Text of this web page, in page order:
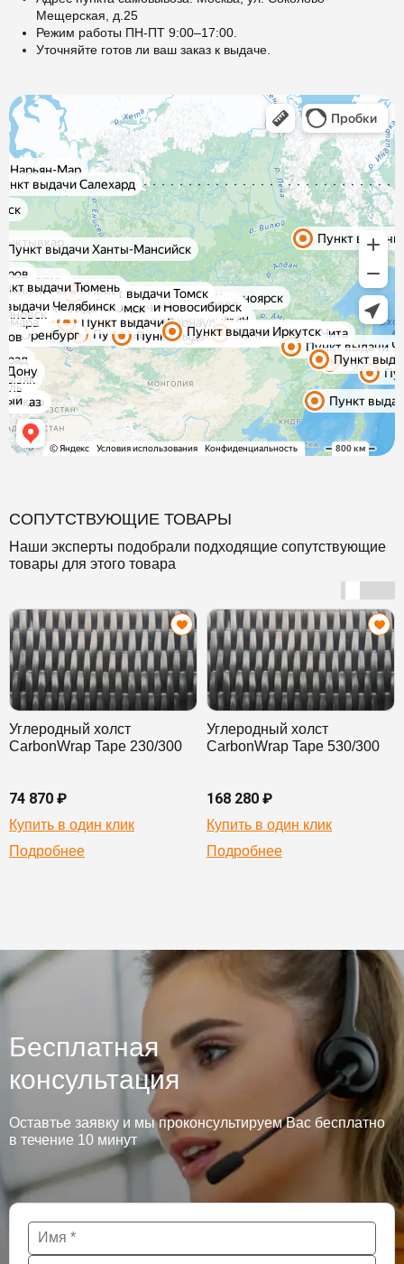
Мещерская, д.25
Режим работы ПН-ПТ 9:00–17:00.
Уточняйте готов ли ваш заказ к выдаче.
СОПУТСТВУЮЩИЕ ТОВАРЫ
Наши эксперты подобрали подходящие сопутствующие
товары для этого товара
Углеродный холст
CarbonWrap Tape 230/300
74 870 ₽
Купить в один клик
Подробнее
Углеродный холст
CarbonWrap Tape 530/300
168 280 ₽
Купить в один клик
Подробнее
Бесплатная
консультация
Оставтье заявку и мы проконсультируем Вас бесплатно
в течение 10 минут